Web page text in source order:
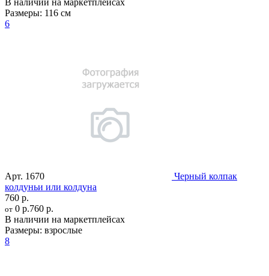
В наличии на маркетплейсах
Размеры: 116 см
6
Арт. 1670
Черный колпак
колдуньи или колдуна
760 р.
от 0 р.760 р.
В наличии на маркетплейсах
Размеры: взрослые
8